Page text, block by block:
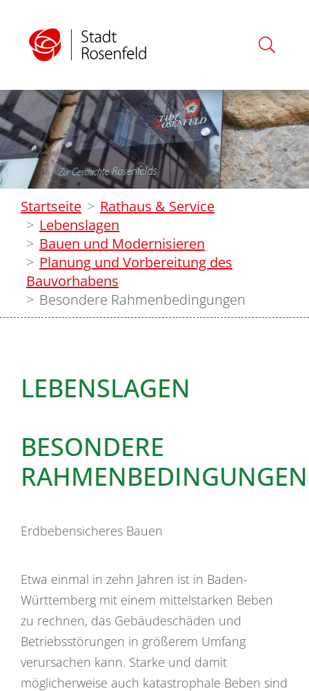
Startseite
Rathaus & Service
Lebenslagen
Bauen und Modernisieren
Planung und Vorbereitung des
Bauvorhabens
Besondere Rahmenbedingungen
LEBENSLAGEN
BESONDERE
RAHMENBEDINGUNGEN
Erdbebensicheres Bauen
Etwa einmal in zehn Jahren ist in Baden-
Württemberg mit einem mittelstarken Beben
zu rechnen, das Gebäudeschäden und
Betriebsstörungen in größerem Umfang
verursachen kann. Starke und damit
möglicherweise auch katastrophale Beben sind